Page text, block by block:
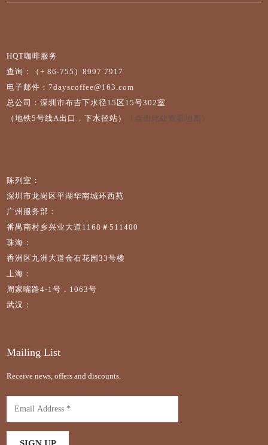
HQT咖啡服务
查询：（+ 86-755）8997 7917
电子邮件：7dayscoffee@163.com
总公司：深圳市布吉下水径15区15号302室
（地铁5号线A出口，下水径站）
（点击此处查看地图）
陈列室：
深圳市龙岗区平湖华南城环西苑
广州服务部：
番禺南村乡兴业大道1168＃511400
珠海：
香洲区九洲大道金石花园33号楼
上海：
周家嘴路4-1号，1063号
武汉：
Mailing List
Receive news, offers and discounts.